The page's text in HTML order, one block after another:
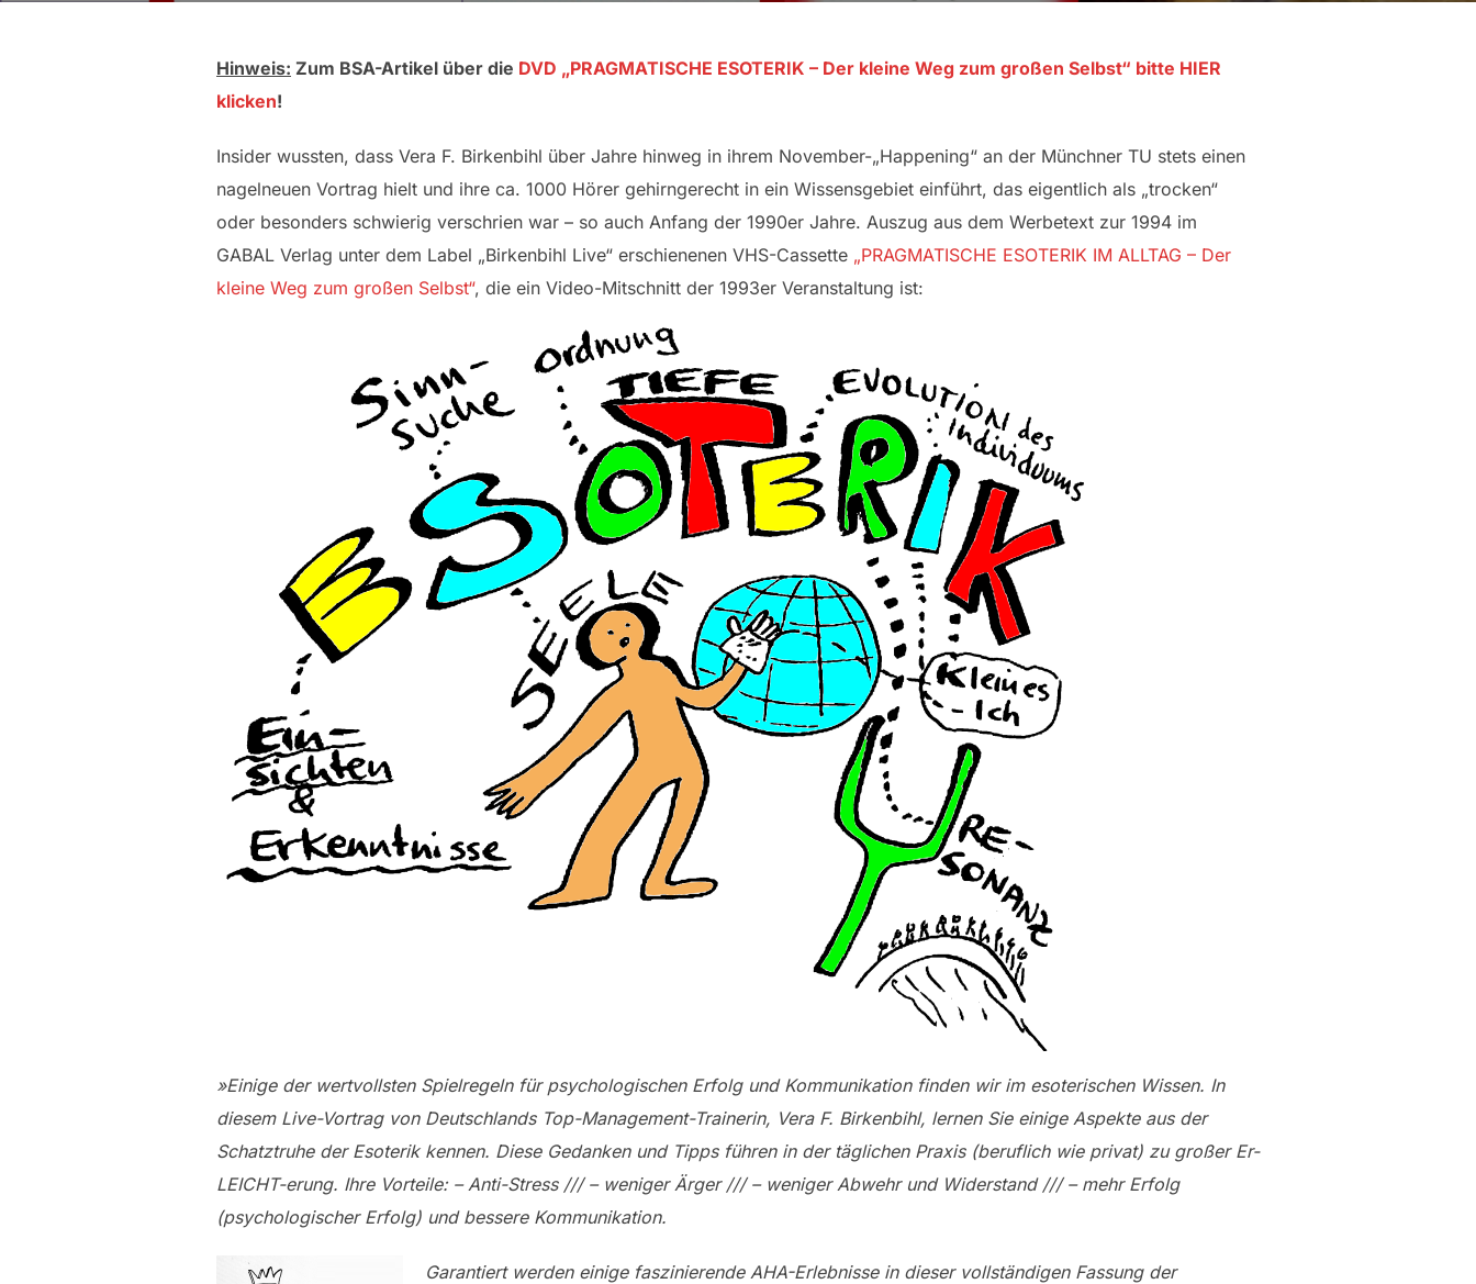
Hinweis: Zum BSA-Artikel über die DVD „PRAGMATISCHE ESOTERIK – Der kleine Weg zum großen Selbst“ bitte HIER
klicken!
Insider wussten, dass Vera F. Birkenbihl über Jahre hinweg in ihrem November-„Happening“ an der Münchner TU stets einen
nagelneuen Vortrag hielt und ihre ca. 1000 Hörer gehirngerecht in ein Wissensgebiet einführt, das eigentlich als „trocken“
oder besonders schwierig verschrien war – so auch Anfang der 1990er Jahre. Auszug aus dem Werbetext zur 1994 im
GABAL Verlag unter dem Label „Birkenbihl Live“ erschienenen VHS-Cassette „PRAGMATISCHE ESOTERIK IM ALLTAG – Der
kleine Weg zum großen Selbst“, die ein Video-Mitschnitt der 1993er Veranstaltung ist:
»Einige der wertvollsten Spielregeln für psychologischen Erfolg und Kommunikation finden wir im esoterischen Wissen. In
diesem Live-Vortrag von Deutschlands Top-Management-Trainerin, Vera F. Birkenbihl, lernen Sie einige Aspekte aus der
Schatztruhe der Esoterik kennen. Diese Gedanken und Tipps führen in der täglichen Praxis (beruflich wie privat) zu großer Er-
LEICHT-erung. Ihre Vorteile: – Anti-Stress /// – weniger Ärger /// – weniger Abwehr und Widerstand /// – mehr Erfolg
(psychologischer Erfolg) und bessere Kommunikation.
Garantiert werden einige faszinierende AHA-Erlebnisse in dieser vollständigen Fassung der